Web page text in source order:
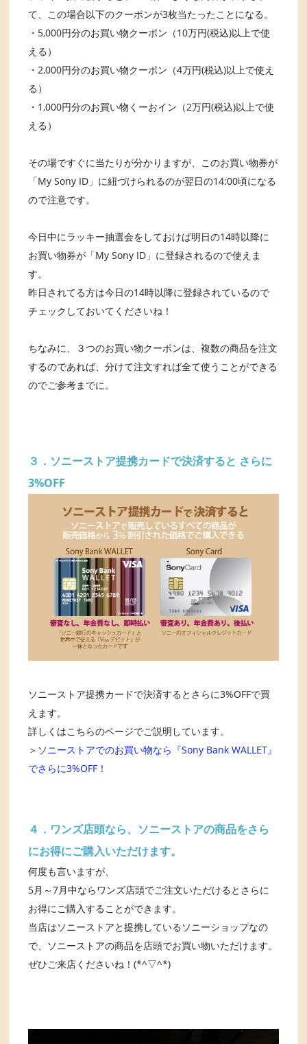
て、この場合以下のクーポンが3枚当たったことになる。
・5,000円分のお買い物クーポン（10万円(税込)以上で使
える）
・2,000円分のお買い物クーポン（4万円(税込)以上で使え
る）
・1,000円分のお買い物くーおイン（2万円(税込)以上で使
える）
その場ですぐに当たりが分かりますが、このお買い物券が
「My Sony ID」に紐づけられるのが翌日の14:00頃になる
ので注意です。
今日中にラッキー抽選会をしておけば明日の14時以降に
お買い物券が「My Sony ID」に登録されるので使えま
す。
昨日されてる方は今日の14時以降に登録されているので
チェックしておいてくださいね！
ちなみに、３つのお買い物クーポンは、複数の商品を注文
するのであれば、分けて注文すれば全て使うことができる
のでご参考までに。
３．ソニーストア提携カードで決済すると さらに
3%OFF
ソニーストア提携カードで決済するとさらに3%OFFで買
えます。
詳しくはこちらのページでご説明しています。
＞ ソニーストアでのお買い物なら『Sony Bank WALLET』
でさらに3%OFF！
４．ワンズ店頭なら、ソニーストアの商品をさら
にお得にご購入いただけます。
何度も言いますが、
5月～7月中ならワンズ店頭でご注文いただけるとさらに
お得にご購入することができます。
当店はソニーストアと提携しているソニーショップなの
で、ソニーストアの商品を店頭でお買い物いただけます。
ぜひご来店くださいね！(*^▽^*)